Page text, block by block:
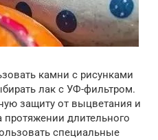
камни с рисунками
лак с УФ-фильтром.
защиту от выцветания и
протяжении длительного
специальные